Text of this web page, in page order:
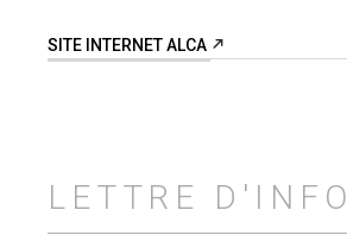
SITE INTERNET ALCA
LETTRE D'INFO